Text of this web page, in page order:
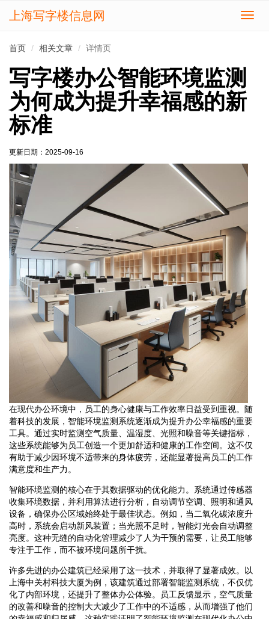
切
上海写字楼信息网
首页 相关文章 详情页
写字楼办公智能环境监测
为何成为提升幸福感的新
标准
更新日期： 2025-09-16
在现代办公环境中，员工的身心健康与工作效率日益受到重视。随
着科技的发展，智能环境监测系统逐渐成为提升办公幸福感的重要
工具。通过实时监测空气质量、温湿度、光照和噪音等关键指标，
这些系统能够为员工创造一个更加舒适和健康的工作空间。这不仅
有助于减少因环境不适带来的身体疲劳，还能显著提高员工的工作
满意度和生产力。
智能环境监测的核心在于其数据驱动的优化能力。系统通过传感器
收集环境数据，并利用算法进行分析，自动调节空调、照明和通风
设备，确保办公区域始终处于最佳状态。例如，当二氧化碳浓度升
高时，系统会启动新风装置；当光照不足时，智能灯光会自动调整
亮度。这种无缝的自动化管理减少了人为干预的需要，让员工能够
专注于工作，而不被环境问题所干扰。
许多先进的办公建筑已经采用了这一技术，并取得了显著成效。以
上海中关村科技大厦为例，该建筑通过部署智能监测系统，不仅优
化了内部环境，还提升了整体办公体验。员工反馈显示，空气质量
的改善和噪音的控制大大减少了工作中的不适感，从而增强了他们